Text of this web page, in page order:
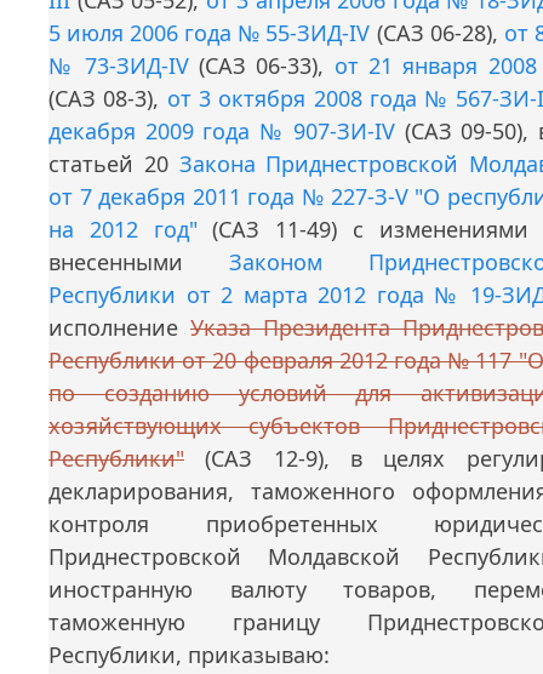
5 июля 2006 года № 55-ЗИД-IV (CАЗ 06-28), от
№ 73-ЗИД-IV(САЗ 06-33), от 21 января
(CАЗ 08-3), от 3 октября 2008 года № 567-ЗИ-
декабря 2009 года № 907-ЗИ-IV (CАЗ 09-50),
статьей 20 Закона Приднестровской
от 7 декабря 2011 года № 227-З-V "О
на 2012 год"(САЗ 11-49) с изменениями
внесенными Законом
Республики от 2 марта 2012 года № 19-
исполнение Указа Президента
Республики от 20 февраля 2012 года № 117
по созданию условий для
хозяйствующих субъектов
Республики" (САЗ 12-9), в целях
декларирования, таможенного
контроля приобретенных
Приднестровской Молдавской
иностранную валюту товаров,
таможенную границу
Республики, приказываю: